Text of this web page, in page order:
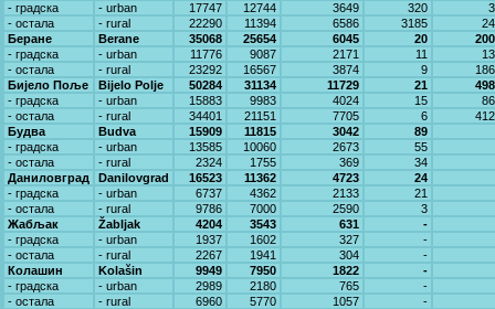
- градска
- urban 17747 12744 3649 320
- остала
- rural 22290 11394 6586 3185
Беране
Berane 35068 25654 6045 20
- градска
- urban 11776 9087 2171 11
- остала
- rural 23292 16567 3874 9
Бијело Поље
Bijelo Polje 50284 31134 11729 21
- градска
- urban 15883 9983 4024 15
- остала
- rural 34401 21151 7705 6
Будва
Budva 15909 11815 3042
89
- градска
- urban 13585 10060 2673
55
- остала
- rural 2324 1755 369
34
Даниловград
Danilovgrad 16523 11362 4723
24
- градска
- urban 6737 4362 2133
21
- остала
- rural 9786 7000 2590
3
Жабљак
Žabljak 4204 3543 631
-
- градска
- urban 1937 1602 327
-
- остала
- rural 2267 1941 304
-
Колашин
Kolašin 9949 7950 1822
-
- градска
- urban 2989 2180 765
-
- остала
- rural 6960 5770 1057
-